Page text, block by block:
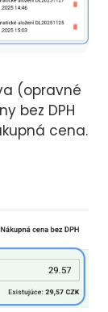
(opravné
bez DPH
cena.